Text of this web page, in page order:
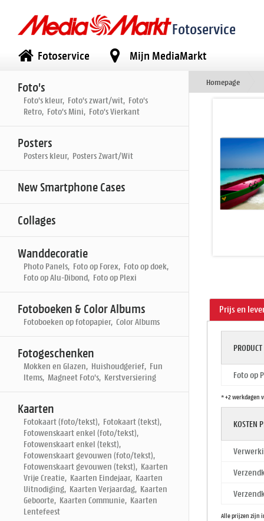
Fotoservice
Fotoservice Mijn MediaMarkt
Foto's
Foto's kleur, Foto's zwart/wit, Foto's
Retro, Foto's Mini, Foto's Vierkant
Posters
Posters kleur, Posters Zwart/Wit
New Smartphone Cases
Collages
Wanddecoratie
Photo Panels, Foto op Forex, Foto op doek,
Foto op Alu-Dibond, Foto op Plexi
Fotoboeken & Color Albums
Fotoboeken op fotopapier, Color Albums
Fotogeschenken
Mokken en Glazen, Huishoudgerief, Fun
Items, Magneet Foto's, Kerstversiering
Kaarten
Fotokaart (foto/tekst), Fotokaart (tekst),
Fotowenskaart enkel (foto/tekst),
Fotowenskaart enkel (tekst),
Fotowenskaart gevouwen (foto/tekst),
Fotowenskaart gevouwen (tekst), Kaarten
Vrije Creatie, Kaarten Eindejaar, Kaarten
Uitnodiging, Kaarten Verjaardag, Kaarten
Geboorte, Kaarten Communie, Kaarten
Lentefeest
Homepage
Prijs en
PRODUCT
Foto op
* +2 werkdagen
KOSTEN
Alle prijzen zijn